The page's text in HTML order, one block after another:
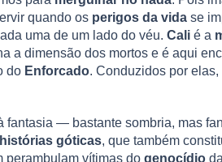
quando os perigos da vida se
uma de um lado do véu. Cali é a
a dimensão dos mortos e é aqui
do Enforcado. Conduzidos por
— bastante sombria, mas
histórias góticas, que também
perambulam vítimas do genocídio da